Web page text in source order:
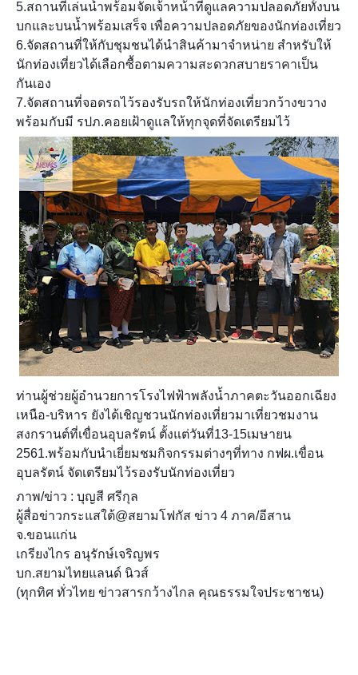
5.สถานที่เล่นน้ำพร้อมจัดเจ้าหน้าที่ดูแลความปลอดภัยทั้งบน
บกและบนน้ำพร้อมเสร็จ เพื่อความปลอดภัยของนักท่องเที่ยว
6.จัดสถานที่ให้กับชุมชนได้นำสินค้ามาจำหน่าย สำหรับให้
นักท่องเที่ยวได้เลือกซื้อตามความสะดวกสบายราคาเป็น
กันเอง
7.จัดสถานที่จอดรถไว้รองรับรถให้นักท่องเที่ยวกว้างขวาง
พร้อมกับมี รปภ.คอยเฝ้าดูแลให้ทุกจุดที่จัดเตรียมไว้
ท่านผู้ช่วยผู้อำนวยการโรงไฟฟ้าพลังน้ำภาคตะวันออกเฉียง
เหนือ-บริหาร ยังได้เชิญชวนนักท่องเที่ยวมาเที่ยวชมงาน
สงกรานต์ที่เขื่อนอุบลรัตน์ ตั้งแต่วันที่13-15เมษายน
2561.พร้อมกับนำเยี่ยมชมกิจกรรมต่างๆที่ทาง กฟผ.เขื่อน
อุบลรัตน์ จัดเตรียมไว้รองรับนักท่องเที่ยว
ภาพ/ข่าว : บุญสี ศรีกุล
ผู้สื่อข่าวกระแสใต้@สยามโฟกัส ข่าว 4 ภาค/อีสาน
จ.ขอนแก่น
เกรียงไกร อนุรักษ์เจริญพร
บก.สยามไทยแลนด์ นิวส์
(ทุกทิศ ทั่วไทย ข่าวสารกว้างไกล คุณธรรมใจประชาชน)